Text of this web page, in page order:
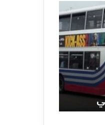
د
ل
ي
ل
ا
ف
ن
د
ق
دليل الفنادق المصرية